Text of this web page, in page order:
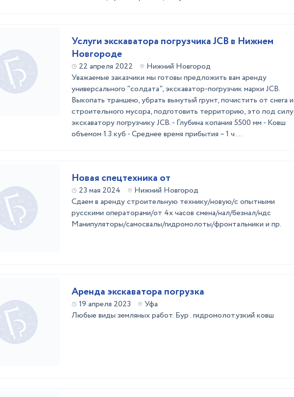
Услуги экскаватора погрузчика JCB в Нижнем
Новгороде
22 апреля 2022
Нижний Новгород
Уважаемые заказчики мы готовы предложить вам аренду
универсального "солдата", экскаватор-погрузчик марки JCB.
Выкопать траншею, убрать вынутый грунт, почистить от снега и
строительного мусора, подготовить территорию, это под силу
экскаватору погрузчику JCB. - Глубина копания 5500 мм - Ковш
объемом 1.3 куб - Среднее время прибытия – 1 ч ...
Новая спецтехника от
23 мая 2024
Нижний Новгород
Сдаем в аренду строительную технику/новую/с опытными
русскими операторами/от 4х часов смена/нал/безнал/ндс
Манипуляторы/самосвалы/гидромолоты/фронтальники и пр.
Аренда экскаватора погрузка
19 апреля 2023
Уфа
Любые виды земляных работ. Бур . гидромолот.узкий ковш